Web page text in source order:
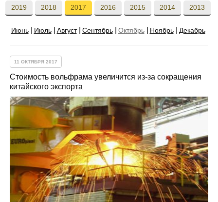
2019 2018 2017 2016 2015 2014 2013
Июнь Июль Август Сентябрь Октябрь Ноябрь Декабрь
11 ОКТЯБРЯ 2017
Стоимость вольфрама увеличится из-за сокращения
китайского экспорта